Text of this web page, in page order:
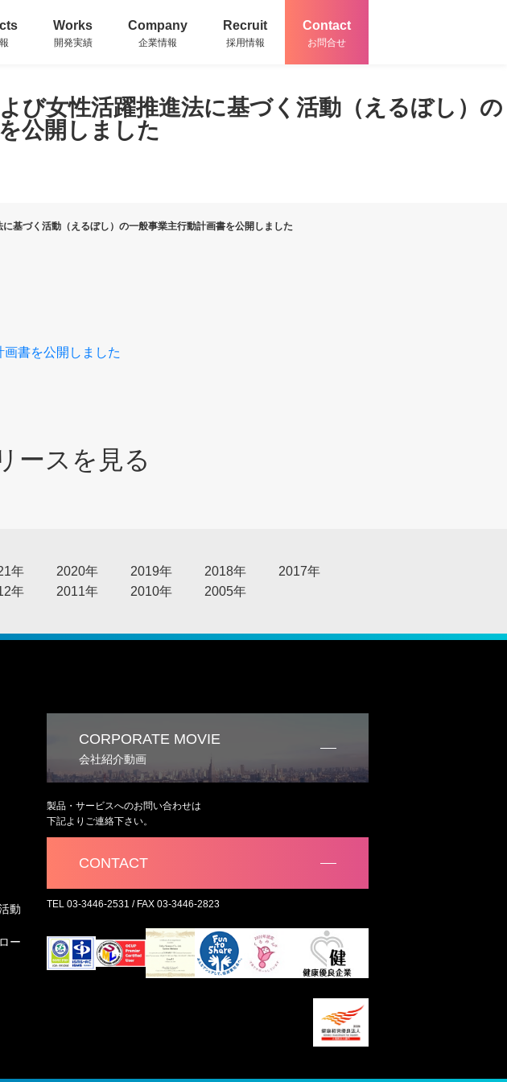
Works
開発実績
Company
企業情報
Recruit
採用情報
Contact
お問合せ
び女性活躍推進法に基づく活動（えるぼし）の
公開しました
基づく活動（えるぼし）の一般事業主行動計画書を公開しました
書を公開しました
ースを見る
年 2020年 2019年 2018年
2017年
年 2011年 2010年 2005年
動
ー
CORPORATE MOVIE
会社紹介動画
製品・サービスへのお問い合わせは
下記よりご連絡下さい。
CONTACT
TEL 03-3446-2531 / FAX 03-3446-2823